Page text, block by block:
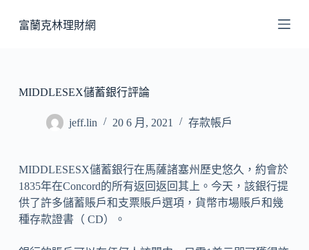
至
容
富蘭克林理財網
MIDDLESEX儲蓄銀行評論
jeff.lin 20 6 月, 2021 存款帳戶
MIDDLESESX儲蓄銀行在馬薩諸塞州歷史悠久，約會於
1835年在Concord的所有返回返回其上。今天，該銀行提
供了許多儲蓄賬戶和支票賬戶選項，貨幣市場賬戶和幾
種存款證書（ CD）。